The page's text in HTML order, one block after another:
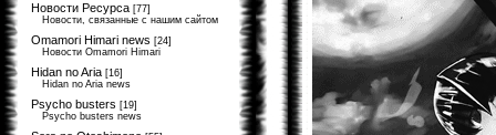
Новости Ресурса [77]
Новости, связанные с нашим сайтом
Omamori Himari news [24]
Новости Omamori Himari
Hidan no Aria [16]
Hidan no Aria news
Psycho busters [19]
Psycho busters news